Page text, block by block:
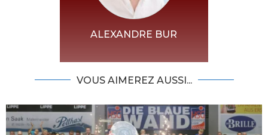
ALEXANDRE BUR
VOUS AIMEREZ AUSSI...